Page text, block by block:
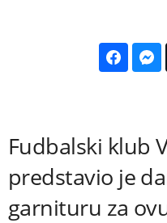
Fudbalski klub
predstavio je
garnituru za